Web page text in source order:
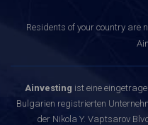
Residents of your country are
Ainvesting ist eine
Bulgarien registrierten
der Nikola Y. Vaptsarov